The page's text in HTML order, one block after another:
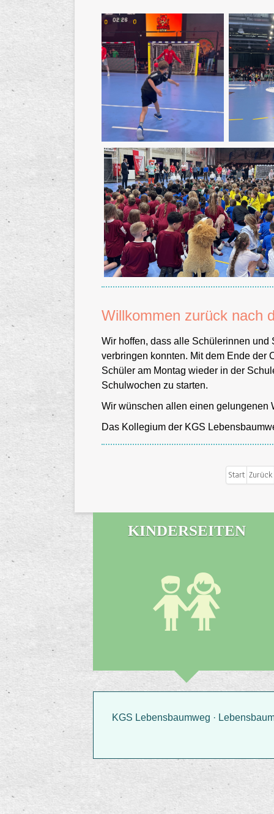
Schulhof
Schulhof
Willkommen zurück nach
Wir hoffen, dass alle Schülerinnen
verbringen konnten. Mit dem Ende der
Schüler am Montag wieder in der
Schulwochen zu starten.
Wir wünschen allen einen gelungenen
Das Kollegium der KGS
Start Zurück
KINDERSEITEN
KGS Lebensbaumweg ·